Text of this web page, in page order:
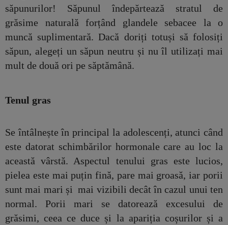
săpunurilor! Săpunul îndepărtează stratul de
grăsime naturală forțând glandele sebacee la o
muncă suplimentară. Dacă doriți totuși să folosiți
săpun, alegeți un săpun neutru și nu îl utilizați mai
mult de două ori pe săptămână.
Tenul gras
Se întâlnește în principal la adolescenți, atunci când
este datorat schimbărilor hormonale care au loc la
această vârstă. Aspectul tenului gras este lucios,
pielea este mai puțin fină, pare mai groasă, iar porii
sunt mai mari și mai vizibili decât în cazul unui ten
normal. Porii mari se datorează excesului de
grăsimi, ceea ce duce și la apariția coșurilor și a